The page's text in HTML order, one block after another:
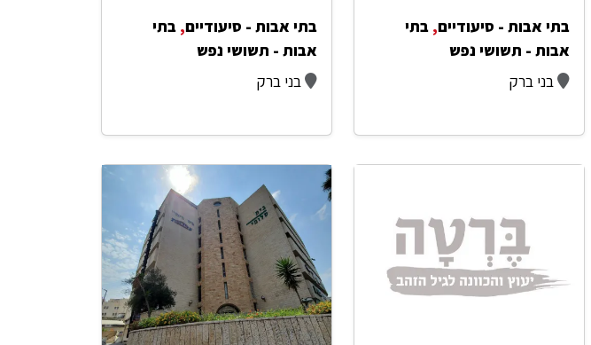
בתי אבות - סיעודיים, בתי
אבות - תשושי נפש
בני ברק
בתי אבות - סיעודיים, בתי
אבות - תשושי נפש
בני ברק